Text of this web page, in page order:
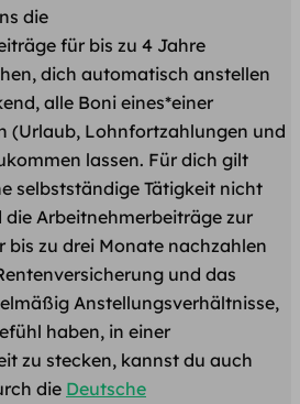
die
für bis zu 4 Jahre
dich automatisch anstellen
alle Boni eines*einer
(Urlaub, Lohnfortzahlungen und
lassen. Für dich gilt
selbstständige Tätigkeit nicht
Arbeitnehmerbeiträge zur
bis zu drei Monate nachzahlen
und das
Anstellungsverhältnisse,
haben, in einer
zu stecken, kannst du auch
die Deutsche